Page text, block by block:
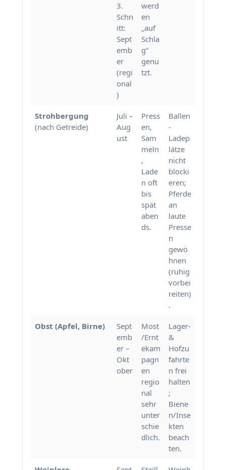
3.
Schn
itt:
Sept
emb
er
(regi
onal
)
werd
en
„auf
Schla
g“
genu
tzt.
Strohbergung
(nach Getreide)
Juli –
Aug
ust
Press
en,
Sam
meln
,
Lade
n oft
bis
spät
aben
ds.
Ballen
-
Ladep
lätze
nicht
blocki
eren;
Pferde
an
laute
Presse
n
gewö
hnen
(ruhig
vorbei
reiten)
.
Obst (Apfel, Birne)
Sept
emb
er –
Okt
ober
Most
/Ernt
ekam
pagn
en
regio
nal
sehr
unter
schie
dlich.
Lager-
&
Hofzu
fahrte
n frei
halten
;
Biene
n/Inse
kten
beach
ten.